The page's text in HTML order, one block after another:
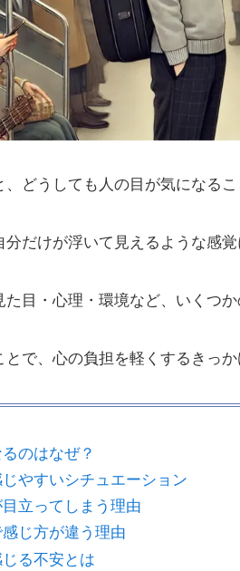
どうしても人の目が気になるこ
だけが浮いて見えるような感覚
目・心理・環境など、いくつか
で、心の負担を軽くするきっか
のはなぜ？
やすいシチュエーション
立ってしまう理由
じ方が違う理由
る不安とは